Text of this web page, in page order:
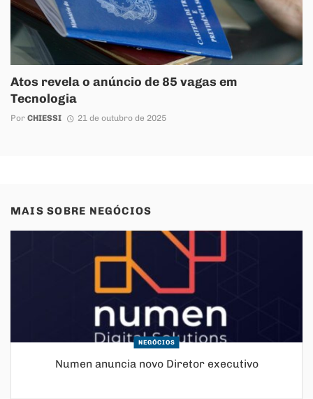
Atos revela o anúncio de 85 vagas em
Tecnologia
Por CHIESSI 21 de outubro de 2025
MAIS SOBRE NEGÓCIOS
NEGÓCIOS
Numen anuncia novo Diretor executivo